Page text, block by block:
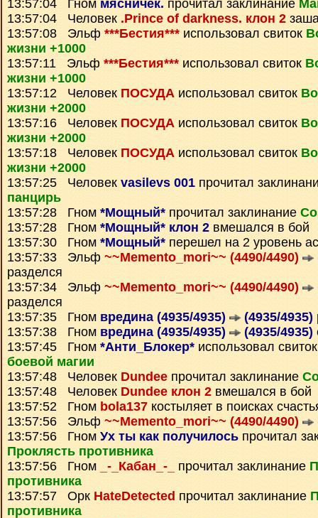
13:57:04 Гном мясничек. прочитал заклинание
13:57:04 Человек .Prince of darkness. клон 2
13:57:08 Эльф ***Бестия*** использовал свиток
жизни +1000
13:57:11 Эльф ***Бестия*** использовал свиток
жизни +1000
13:57:12 Человек ПОСУДА использовал свиток
жизни +2000
13:57:16 Человек ПОСУДА использовал свиток
жизни +2000
13:57:18 Человек ПОСУДА использовал свиток
жизни +2000
13:57:25 Человек vasilevs 001 прочитал
панцирь
13:57:28 Гном *Мощный* прочитал заклинание
13:57:28 Гном *Мощный* клон 2 вмешался в бой
13:57:30 Гном *Мощный* перешел на 2 уровень
13:57:33 Эльф ~~Memento_mori~~ (4490/4490)
разделся
13:57:34 Эльф ~~Memento_mori~~ (4490/4490)
разделся
13:57:35 Гном вредина (4935/4935) (4935/4935)
13:57:38 Гном вредина (4935/4935) (4935/4935)
13:57:45 Гном *Анти_Блокер* использовал
боевой магии
13:57:48 Человек Dundee прочитал заклинание
13:57:48 Человек Dundee клон 2 вмешался в бой
13:57:52 Гном bola137 костыляет в поисках
13:57:56 Эльф ~~Memento_mori~~ (4490/4490)
13:57:56 Гном Ух ты как получилось прочитал
Проклясть противника
13:57:56 Гном
_-_Кабан_-_ прочитал заклинание
противника
13:57:57 Орк HateDetected прочитал заклинание
противника